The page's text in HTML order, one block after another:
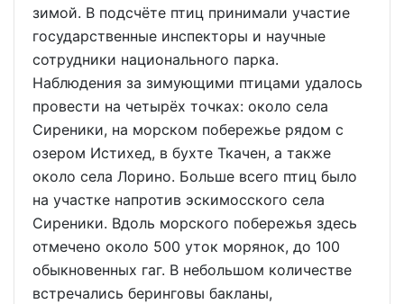
зимой. В подсчёте птиц принимали участие
государственные инспекторы и научные
сотрудники национального парка.
Наблюдения за зимующими птицами удалось
провести на четырёх точках: около села
Сиреники, на морском побережье рядом с
озером Истихед, в бухте Ткачен, а также
около села Лорино. Больше всего птиц было
на участке напротив эскимосского села
Сиреники. Вдоль морского побережья здесь
отмечено около 500 уток морянок, до 100
обыкновенных гаг. В небольшом количестве
встречались беринговы бакланы,